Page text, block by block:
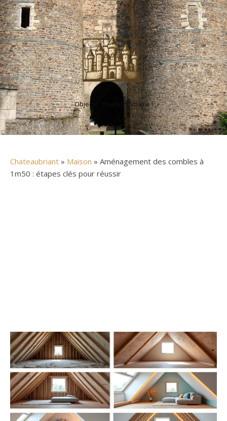
Objectif : toujours visible !
Chateaubriant » Maison » Aménagement des combles à
1m50 : étapes clés pour réussir